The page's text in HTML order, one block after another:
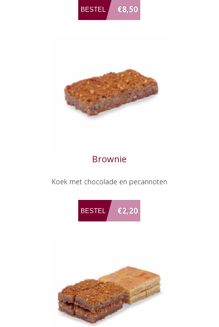
€8,50
Brownie
Koek met chocolade en pecannoten
€2,20